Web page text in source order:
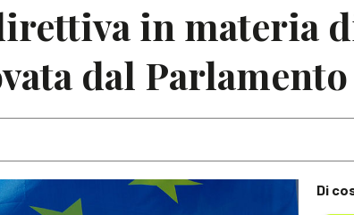
in materia
dal
Di